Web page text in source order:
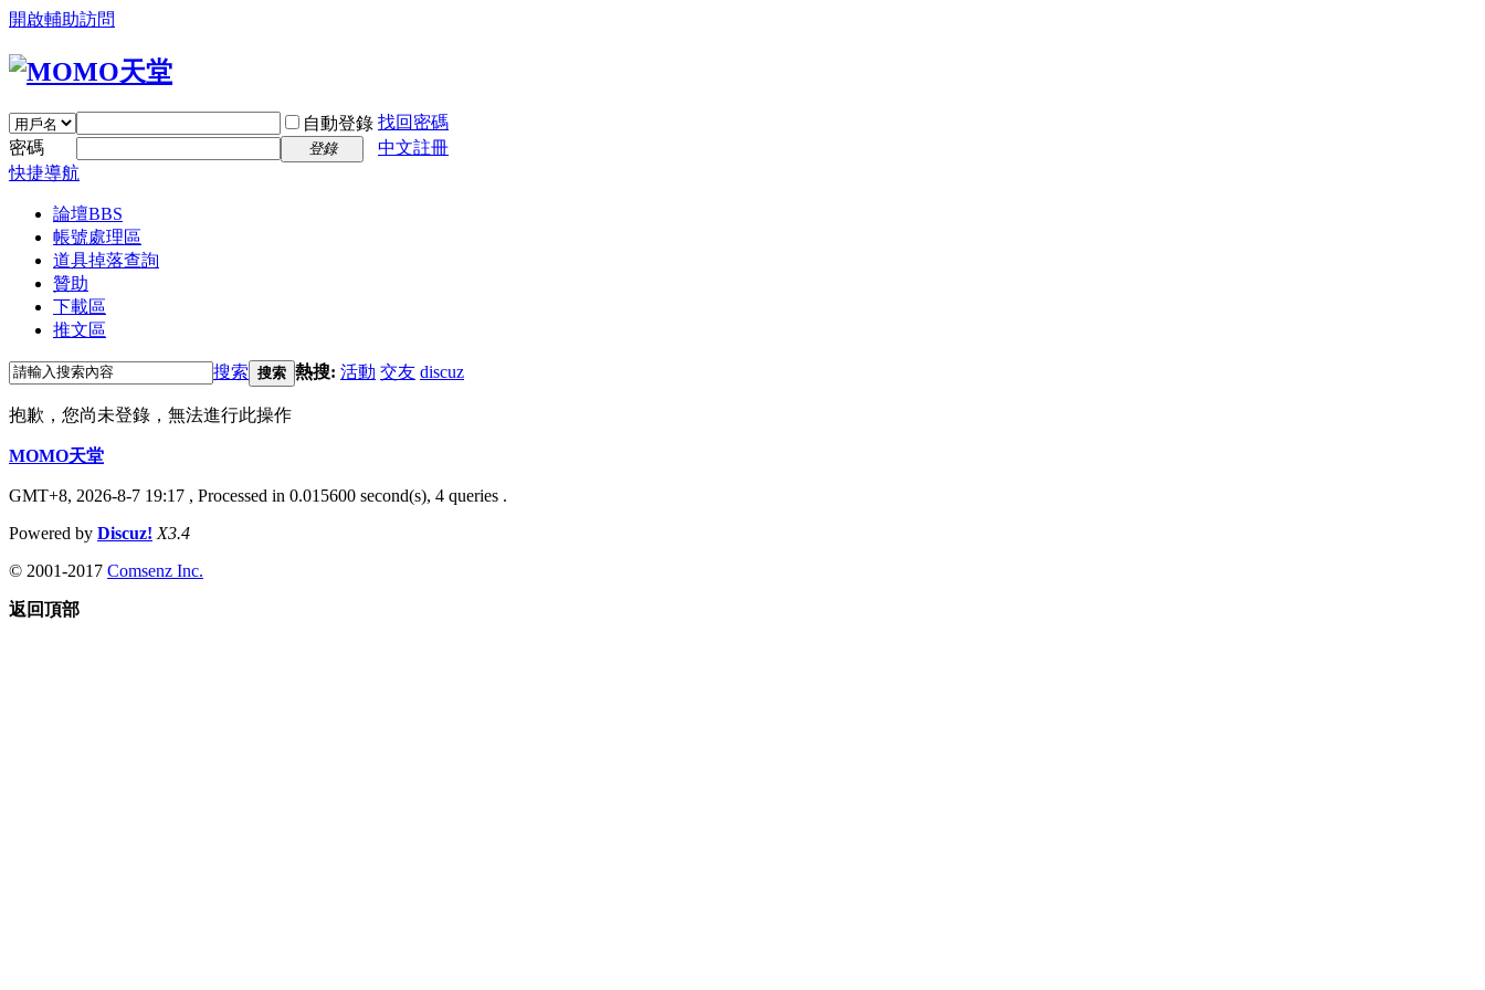
開啟輔助訪問
自動登錄 找回密碼
密碼
登錄
中文註冊
快捷導航
論壇BBS
帳號處理區
道具掉落查詢
贊助
下載區
推文區
搜索 搜索 熱搜: 活動 交友 discuz
抱歉，您尚未登錄，無法進行此操作
MOMO天堂
GMT+8, 2026-8-7 19:17 , Processed in 0.015600 second(s), 4 queries .
Powered by Discuz! X3.4
© 2001-2017 Comsenz Inc.
返回頂部